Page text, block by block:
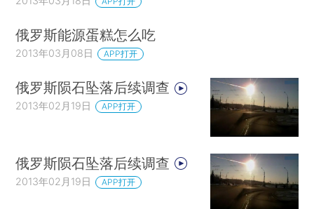
俄罗斯能源蛋糕怎么吃
2013年03月08日 APP打开
俄罗斯陨石坠落后续调查
2013年02月19日 APP打开
俄罗斯陨石坠落后续调查
2013年02月19日 APP打开